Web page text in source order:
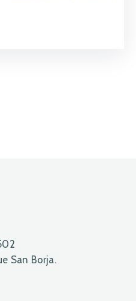
San Borja.